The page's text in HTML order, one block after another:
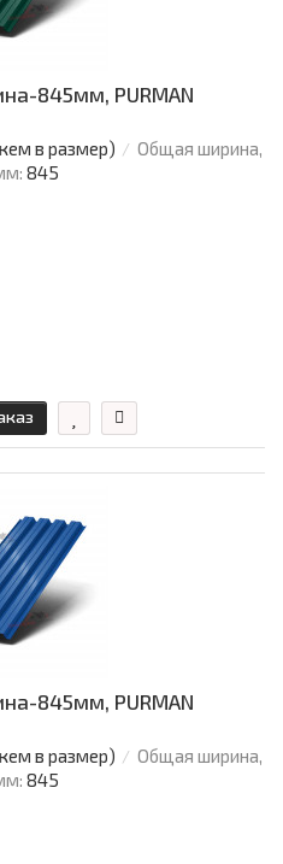
845мм, PURMAN
в размер)
Общая ширина,
845
845мм, PURMAN
в размер)
Общая ширина,
845